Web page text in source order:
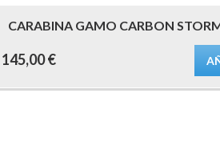
CARABINA GAMO CARBON
El
precio
145,00€El
precio